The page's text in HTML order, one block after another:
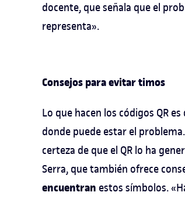
docente, que señala que el
representa».
Consejos para evitar timos
Lo que hacen los códigos QR
donde puede estar el
certeza de que el QR lo ha
Serra, que también ofrece
encuentran estos símbolos.